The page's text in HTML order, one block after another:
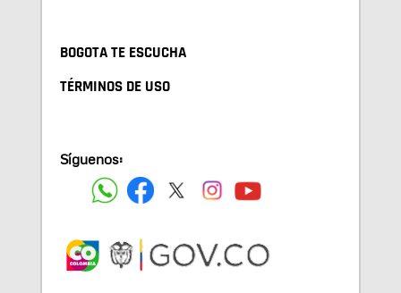
BOGOTA TE ESCUCHA
TÉRMINOS DE USO
Síguenos: